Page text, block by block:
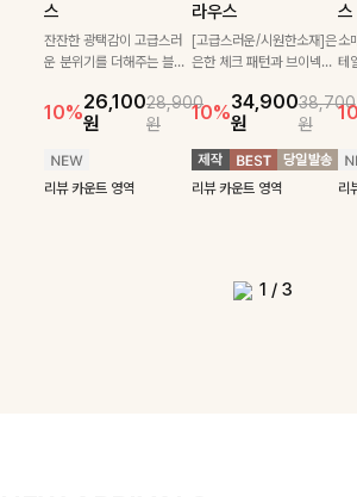
스
잔잔한 광택감이 고급스러
운 분위기를 더해주는 블라
프릴 밑단이 자연스럽게 실
루엣을 살려주며, 여유로운
스러운 무드를 완성해준답
니다 🤍
10%26,100
원
28,900
원
리뷰 카운트 영역
라우스
[고급스러운/시원한소재]은
은한 체크 패턴과 브이넥으
로 고급스러운 디테일을 넣
었으며 밑단스트링으로 핏
을 더욱 깔끔하게 잡아주는
블라우스예요 :)
10%34,900
원
38,700
원
리뷰 카운트 영역
스
소
테
클
리
부드럽게 몸을 감싸는 니트
짜임으로 편안한 착용감을
더해드리며 여유 있게 떨어
여리여리한 실루엣을 완성
해드려요 ✨ 단독은 물론 다
게 매치되는 데일리 니트랍
니다
10%원
원
리뷰 카운트 영역
부니트
[골드버튼/클래식무드🤍]
스트라이프 패턴으로 데일
이템입니다 카라넥 디자인
으로 깔끔한 이미지로 만들
어 주는 7부 니트입니다 ~
10%31,900
원
35,400
원
리뷰 카운트 영역
넉
가
니
어
우스+플레어스커트
SET
[활용도 좋은 투피스]은은한
테일이 어우러진 투피스 세
트입니다. 여유로운 상의와
풍성하게 퍼지는 롱스커트가
론, 단품으로도 다양하게 활
42,900
원
49,800
피스+스트링자켓
SET
가볍고 시원한 링클 원피스
성되어 코디 고민 없이 완성
도 높은 스타일링을 연출해
주는 아이템 🤍 따로 또 같
이 활용하기 좋아 실용적이
며, 스트링 디테일로 다양한
69,900
원
79,400
원
+
[텐
입
럽
가
립
처
으
리
1 / 3